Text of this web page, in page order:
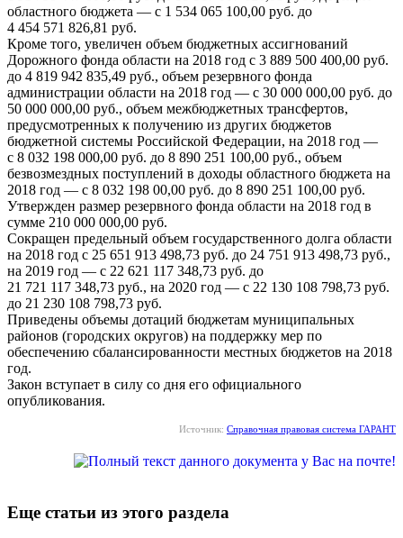
областного бюджета — с 1 534 065 100,00 руб. до
4 454 571 826,81 руб.
Кроме того, увеличен объем бюджетных ассигнований
Дорожного фонда области на 2018 год с 3 889 500 400,00 руб.
до 4 819 942 835,49 руб., объем резервного фонда
администрации области на 2018 год — с 30 000 000,00 руб. до
50 000 000,00 руб., объем межбюджетных трансфертов,
предусмотренных к получению из других бюджетов
бюджетной системы Российской Федерации, на 2018 год —
с 8 032 198 000,00 руб. до 8 890 251 100,00 руб., объем
безвозмездных поступлений в доходы областного бюджета на
2018 год — с 8 032 198 00,00 руб. до 8 890 251 100,00 руб.
Утвержден размер резервного фонда области на 2018 год в
сумме 210 000 000,00 руб.
Сокращен предельный объем государственного долга области
на 2018 год с 25 651 913 498,73 руб. до 24 751 913 498,73 руб.,
на 2019 год — с 22 621 117 348,73 руб. до
21 721 117 348,73 руб., на 2020 год — с 22 130 108 798,73 руб.
до 21 230 108 798,73 руб.
Приведены объемы дотаций бюджетам муниципальных
районов (городских округов) на поддержку мер по
обеспечению сбалансированности местных бюджетов на 2018
год.
Закон вступает в силу со дня его официального
опубликования.
Источник: Справочная правовая система ГАРАНТ
Еще статьи из этого раздела